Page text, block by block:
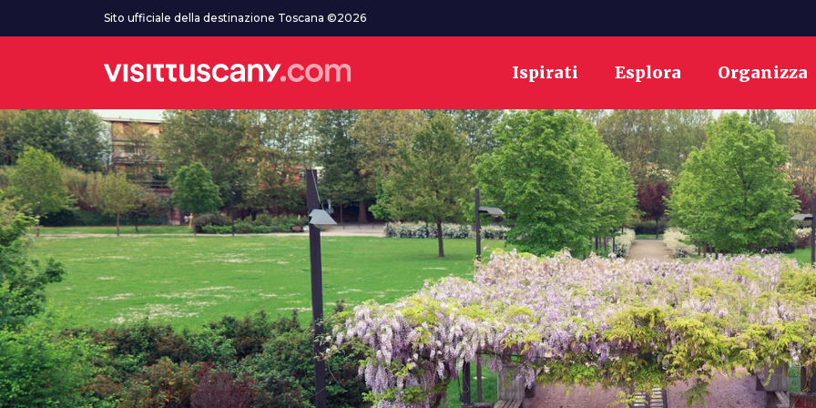
Vai al contenuto principaleSito ufficiale della destinazione Toscana ©2026
Ispirati Esplora Organizza